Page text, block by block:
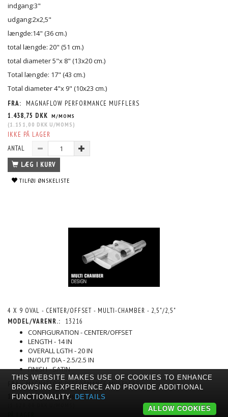
indgang:3"
udgang:2x2,5"
længde:14" (36 cm.)
total længde: 20" (51 cm.)
total diameter 5"x 8" (13x20 cm.)
Total længde: 17" (43 cm.)
Total diameter 4"x 9" (10x23 cm.)
FRA:
MAGNAFLOW PERFORMANCE MUFFLERS
1.438,75 DKK M/MOMS
(1.151,00 DKK U/MOMS )
IKKE PÅ LAGER
ANTAL
LÆG I KURV
TILFØJ ØNSKELISTE
4 X 9 OVAL - CENTER/OFFSET - MULTI-CHAMBER - 2,5"/2,5"
MODEL/VARENR.:
13216
CONFIGURATION - CENTER/OFFSET
LENGTH - 14 IN
OVERALL LGTH - 20 IN
IN/OUT DIA - 2.5/2.5 IN
FINISH - SATIN
FRA: MAGNAFLOW PERFORMANCE MUFFLERS
1.410,00 DKKM/MOMS
THIS WEBSITE MAKES USE OF COOKIES TO ENHANCE
BROWSING EXPERIENCE AND PROVIDE ADDITIONAL
FUNCTIONALITY. DETAILS
ALLOW COOKIES